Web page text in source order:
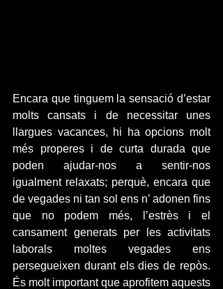
Encara que tinguem la sensació d’estar
molts cansats i de necessitar unes
llargues vacances, hi ha opcions molt
més properes i de curta durada que
poden ajudar-nos a sentir-nos
igualment relaxats; perquè, encara que
de vegades ni tan sol ens n’ adonen fins
que no podem més, l’estrès i el
cansament generats per les activitats
laborals moltes vegades ens
persegueixen durant els dies de repòs.
És molt important que aprofitem aquests